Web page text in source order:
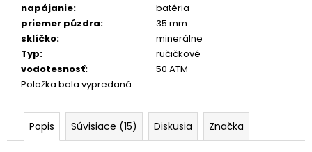
napájanie:
batéria
priemer púzdra:
35 mm
sklíčko:
minerálne
Typ:
ručičkové
vodotesnosť:
50 ATM
Položka bola vypredaná…
Popis Súvisiace (15) Diskusia Značka